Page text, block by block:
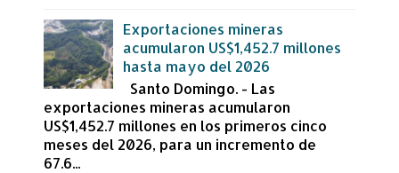
Exportaciones mineras
acumularon US$1,452.7 millones
hasta mayo del 2026
Santo Domingo. - Las
exportaciones mineras acumularon
US$1,452.7 millones en los primeros cinco
meses del 2026, para un incremento de
67.6...